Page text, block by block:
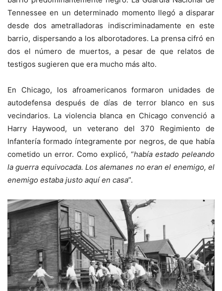
Tennessee en un determinado momento llegó a disparar
desde dos ametralladoras indiscriminadamente en este
barrio, dispersando a los alborotadores. La prensa cifró en
dos el número de muertos, a pesar de que relatos de
testigos sugieren que era mucho más alto.
En Chicago, los afroamericanos formaron unidades de
autodefensa después de días de terror blanco en sus
vecindarios. La violencia blanca en Chicago convenció a
Harry Haywood, un veterano del 370 Regimiento de
Infantería formado íntegramente por negros, de que había
cometido un error. Como explicó, “había estado peleando
la guerra equivocada. Los alemanes no eran el enemigo, el
enemigo estaba justo aquí en casa”.